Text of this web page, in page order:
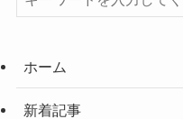
ホーム
新着記事